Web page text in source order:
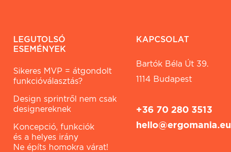
LEGUTOLSÓ
ESEMÉNYEK
Sikeres MVP = átgondolt
funkcióválasztás?
Design sprintről nem csak
designereknek
Koncepció, funkciók
és a helyes irány
Ne építs homokra várat!
KAPCSOLAT
Bartók Béla Út 39.
1114 Budapest
+36 70 280 3513
hello@ergomania.eu